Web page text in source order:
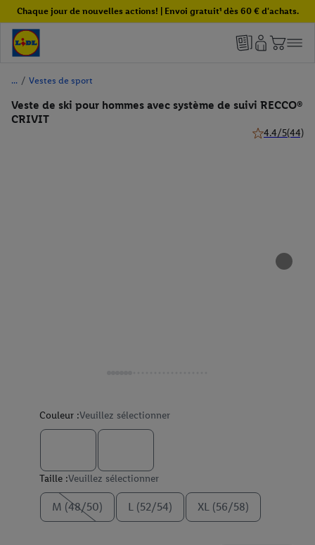
Chaque jour de nouvelles actions! | Envoi gratuit¹ dès 60 € d'achats.
/ Vestes de sport
Veste de ski pour hommes avec système de suivi RECCO®
CRIVIT
4.4/5(44)
Couleur :Veuillez sélectionner
Taille :Veuillez sélectionner
M (48/50) L (52/54) XL (56/58)